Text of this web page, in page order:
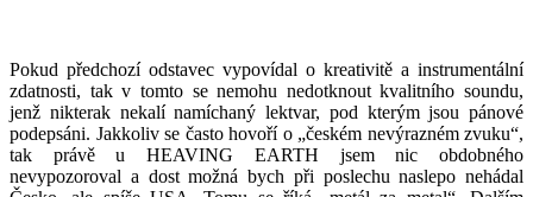
Pokud předchozí odstavec vypovídal o kreativitě a instrumentální
zdatnosti, tak v tomto se nemohu nedotknout kvalitního soundu,
jenž nikterak nekalí namíchaný lektvar, pod kterým jsou pánové
podepsáni. Jakkoliv se často hovoří o „českém nevýrazném zvuku“,
tak právě u HEAVING EARTH jsem nic obdobného
nevypozoroval a dost možná bych při poslechu naslepo nehádal